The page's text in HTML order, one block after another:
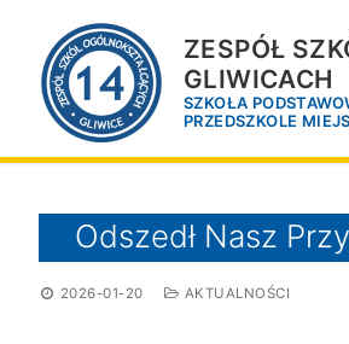
treści
ZESPÓŁ
GLIWICACH
SZKOŁA
PRZEDSZKOLE
Odszedł Nasz
2026-01-20 AKTUALNOŚCI